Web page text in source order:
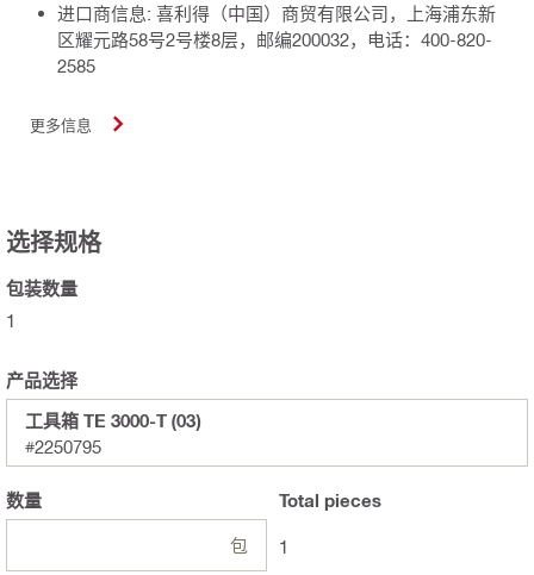
进口商信息: 喜利得（中国）商贸有限公司，上海浦东新
区耀元路58号2号楼8层，邮编200032，电话：400-820-
2585
更多信息
选择规格
包装数量
1
产品选择
工具箱 TE 3000-T (03)
#2250795
数量
包
Total pieces
1